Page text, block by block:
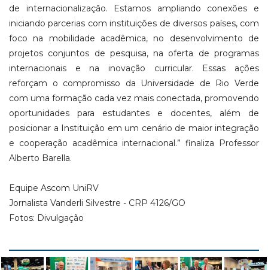
de internacionalização. Estamos ampliando conexões e
iniciando parcerias com instituições de diversos países, com
foco na mobilidade acadêmica, no desenvolvimento de
projetos conjuntos de pesquisa, na oferta de programas
internacionais e na inovação curricular. Essas ações
reforçam o compromisso da Universidade de Rio Verde
com uma formação cada vez mais conectada, promovendo
oportunidades para estudantes e docentes, além de
posicionar a Instituição em um cenário de maior integração
e cooperação acadêmica internacional.” finaliza Professor
Alberto Barella.
Equipe Ascom UniRV
Jornalista Vanderli Silvestre - CRP 4126/GO
Fotos: Divulgação